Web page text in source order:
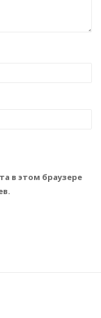
в этом браузере